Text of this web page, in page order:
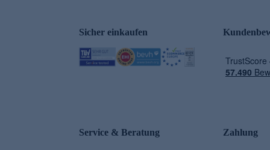
Sicher einkaufen
Service & Beratung Zahlung